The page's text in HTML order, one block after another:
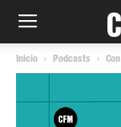
Inicio Podcasts